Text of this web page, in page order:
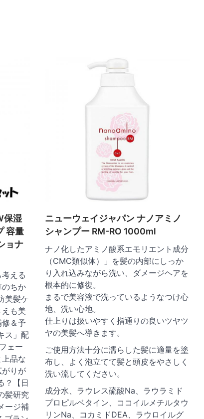
保湿
容量
ョナ
える
ちか
美髪ケ
も美
＆予
ス」配
ェー
品な
りが
？【日
髪研究
ージ補
ニューウェイジャパン ナノアミノ
シャンプー RM-RO 1000ml
ナノ化したアミノ酸系エモリエント成分
（CMC類似体）」を髪の内部にしっか
り入れ込みながら洗い、ダメージヘアを
根本的に修復。
まるで美容液で洗っているようなつけ心
地、洗い心地。
仕上りは扱いやすく指通りの良いツヤツ
ヤの美髪へ導きます。
ご使用方法十分に濡らした髪に適量を塗
布し、よく泡立てて髪と頭皮をやさしく
洗い流してください。
成分水、ラウレス硫酸Na、ラウラミド
プロピルベタイン、ココイルメチルタウ
リンNa、コカミドDEA、ラウロイルグ